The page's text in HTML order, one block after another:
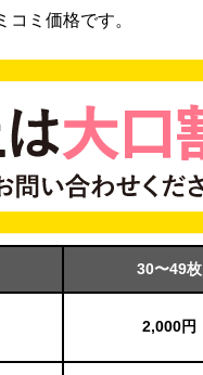
ミ価格です。
30〜49枚
2,000円